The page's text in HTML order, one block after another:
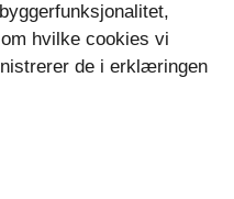
som får
hvilke cookies vi
de i erklæringen